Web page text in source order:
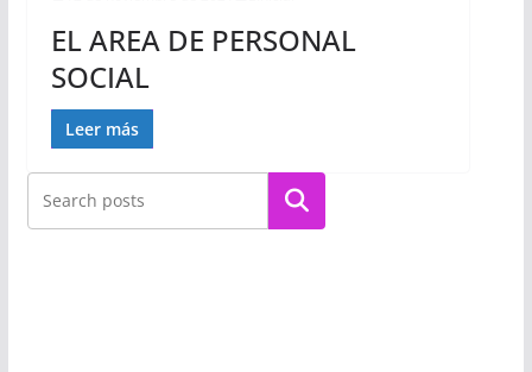
EL AREA DE PERSONAL
SOCIAL
Leer más
Buscar